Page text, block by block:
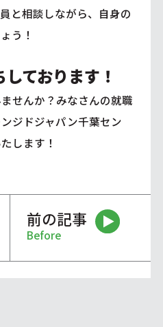
と相談しながら、自身の
う！
ております！
せんか？みなさんの就職
ジドジャパン千葉セン
します！
前の記事
Before